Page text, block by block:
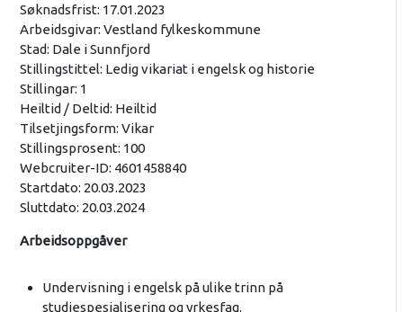
Søknadsfrist: 17.01.2023
Arbeidsgivar: Vestland fylkeskommune
Stad: Dale i Sunnfjord
Stillingstittel: Ledig vikariat i engelsk og historie
Stillingar: 1
Heiltid / Deltid: Heiltid
Tilsetjingsform: Vikar
Stillingsprosent: 100
Webcruiter-ID: 4601458840
Startdato: 20.03.2023
Sluttdato: 20.03.2024
Arbeidsoppgåver
Undervisning i engelsk på ulike trinn på
studiespesialisering og yrkesfag.